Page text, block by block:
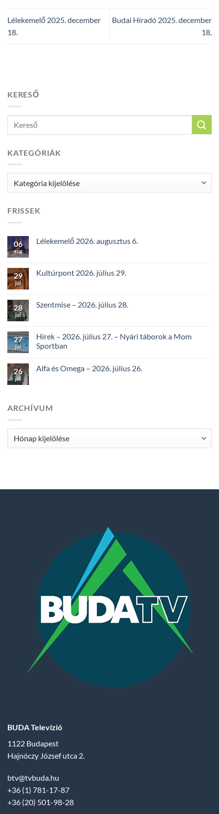
Lélekemelő 2025. december
18.
Budai Híradó 2025. december
18.
KERESŐ
KATEGÓRIÁK
FRISSEK
06
aug
Lélekemelő 2026. augusztus 6.
29
júl
Kultúrpont 2026. július 29.
28
júl
Szentmise – 2026. július 28.
27
júl
Hírek – 2026. július 27. – Nyári táborok a Mom
Sportban
26
júl
Alfa és Omega – 2026. július 26.
ARCHÍVUM
Archívum
BUDA Televízió
1122 Budapest
Hajnóczy József utca 2.
btv@tvbuda.hu
+36 (1) 781-17-87
+36 (20) 501-98-28